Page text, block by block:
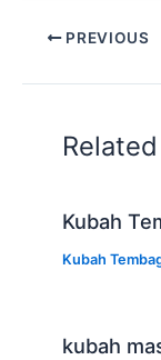
PREVIOUS
Kubah
Kubah
kubah